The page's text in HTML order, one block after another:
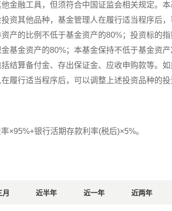
金融工具，但须符合中国证监会相关规定。
资其他品种，基金管理人在履行适当程序后
产的比例不低于基金资产的80%；投资标的
基金资产的80%；本基金保持不低于基金资
结算备付金、存出保证金、应收申购款等。
履行适当程序后，可以调整上述投资品种的投
×95%+银行活期存款利率(税后)×5%。
月 近半年 近一年 近两年